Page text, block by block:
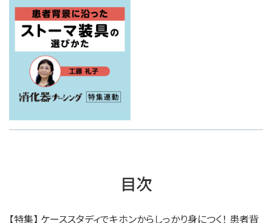
目次
【特集】 ケーススタディでキホンからしっかり身につく！ 患者背